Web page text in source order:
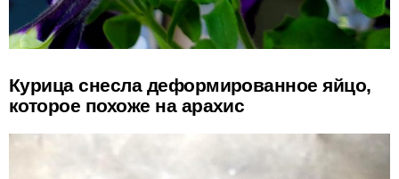
Курица снесла деформированное яйцо,
которое похоже на арахис